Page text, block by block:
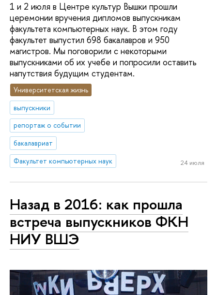
1 и 2 июля в Центре культур Вышки прошли
церемонии вручения дипломов выпускникам
факультета компьютерных наук. В этом году
факультет выпустил 698 бакалавров и 950
магистров. Мы поговорили с некоторыми
выпускниками об их учебе и попросили оставить
напутствия будущим студентам.
Университетская жизнь
выпускники
репортаж о событии
бакалавриат
Факультет компьютерных наук
24 июля
Назад в 2016: как прошла
встреча выпускников ФКН
НИУ ВШЭ